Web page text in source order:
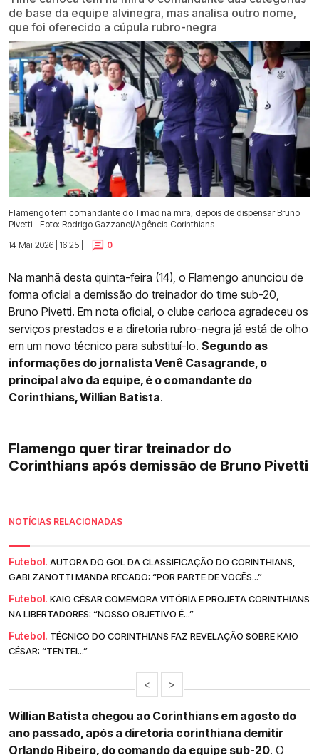
de base da equipe alvinegra, mas analisa outro nome,
que foi oferecido a cúpula rubro-negra
Flamengo tem comandante do Timão na mira, depois de dispensar Bruno
PIvetti - Foto: Rodrigo Gazzanel/Agência Corinthians
14 Mai 2026 | 16:25 |
0
Na manhã desta quinta-feira (14), o Flamengo anunciou de
forma oficial a demissão do treinador do time sub-20,
Bruno Pivetti. Em nota oficial, o clube carioca agradeceu os
serviços prestados e a diretoria rubro-negra já está de olho
em um novo técnico para substituí-lo. Segundo as
informações do jornalista Venê Casagrande, o
principal alvo da equipe, é o comandante do
Corinthians, Willian Batista.
Flamengo quer tirar treinador do
Corinthians após demissão de Bruno Pivetti
NOTÍCIAS RELACIONADAS
Futebol. AUTORA DO GOL DA CLASSIFICAÇÃO DO CORINTHIANS,
GABI ZANOTTI MANDA RECADO: “POR PARTE DE VOCÊS...”
Futebol. KAIO CÉSAR COMEMORA VITÓRIA E PROJETA CORINTHIANS
NA LIBERTADORES: “NOSSO OBJETIVO É...”
Futebol. TÉCNICO DO CORINTHIANS FAZ REVELAÇÃO SOBRE KAIO
CÉSAR: “TENTEI...”
< >
Willian Batista chegou ao Corinthians em agosto do
ano passado, após a diretoria corinthiana demitir
Orlando Ribeiro, do comando da equipe sub-20. O